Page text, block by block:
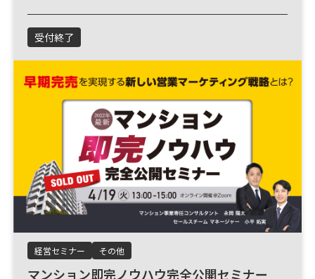
受付終了
経営セミナー その他
マンション即完ノウハウ完全公開セミナー